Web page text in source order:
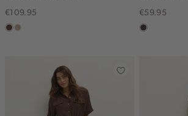
€109.95
donkerbruin
zand
€59.95
choco